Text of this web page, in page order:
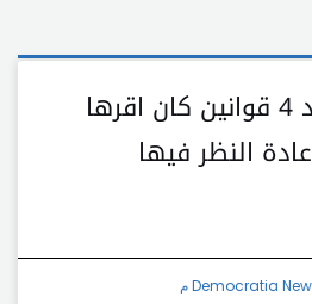
الرئيس عون اعاد 4 قوانين كان اقرها
النظر فيها
Democratia